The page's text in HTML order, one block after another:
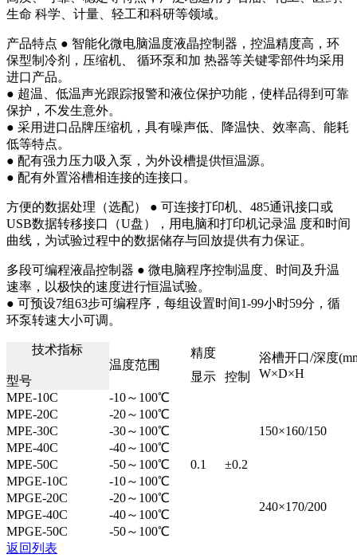
生命 科学、计量、轻工和科研等领域。
产品特点 ● 智能化微电脑温度液晶控制器，控温精度高，环
保型制冷剂，压缩机、 循环泵和加 热器等关键零部件均采用
进口产品。
● 超温、低温声光跟踪报警和液位保护功能，使样品得到可靠
保护，不发生意外。
● 采用进口品牌压缩机，具有噪声低、降温快、效率高、能耗
低等特点。
● 配有强力压力吸入泵，为外设槽提供恒温源。
● 配有外置浴槽相连接的连接口。
方便的数据处理（选配） ● 可连接打印机、485通讯接口或
USB数据转移接口（U盘），用电脑和打印机记录温 度和时间
曲线，为试验过程中的数据储存与回放提供有力保证。
多段可编程液晶控制器 ● 微电脑程序控制温度、时间及升温
速率，以极快的速度进行恒温试验。
● 可预设7组63步可编程序，每组设置时间1-99小时59分，循
环泵转速大小可调。
技术指标
型号
温度范围
精度
浴槽开口/深度
W×D×H
显示
控制
MPE-10C
-10～100℃
0.1 ±0.2
150×160/150
MPE-20C
-20～100℃
MPE-30C
-30～100℃
MPE-40C
-40～100℃
MPE-50C
-50～100℃
MPGE-10C
-10～100℃
240×170/200
MPGE-20C
-20～100℃
MPGE-40C
-40～100℃
MPGE-50C
-50～100℃
返回列表